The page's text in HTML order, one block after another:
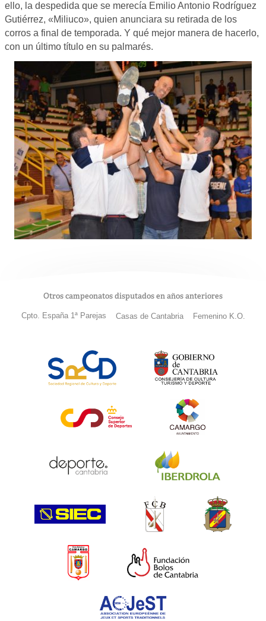
ello, la despedida que se merecía Emilio Antonio Rodríguez
Gutiérrez, «Miliuco», quien anunciara su retirada de los
corros a final de temporada. Y qué mejor manera de hacerlo,
con un último título en su palmarés.
Otros campeonatos disputados en años anteriores
Cpto. España 1ª Parejas Casas de Cantabria Femenino K.O.